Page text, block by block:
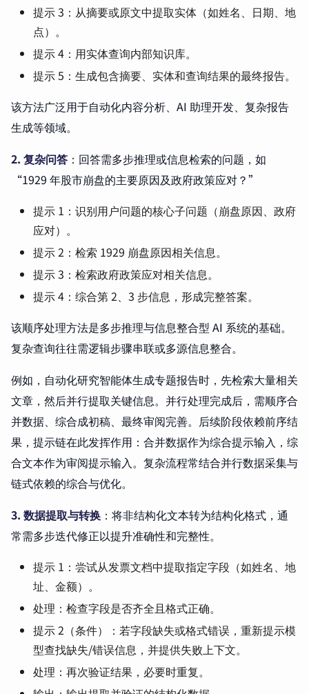
提示 3：从摘要或原文中提取实体（如姓名、日期、地
点）。
提示 4：用实体查询内部知识库。
提示 5：生成包含摘要、实体和查询结果的最终报告。
该方法广泛用于自动化内容分析、AI 助理开发、复杂报告
生成等领域。
2. 复杂问答 ：回答需多步推理或信息检索的问题，如
“1929 年股市崩盘的主要原因及政府政策应对？”
提示 1：识别用户问题的核心子问题（崩盘原因、政府
应对）。
提示 2：检索 1929 崩盘原因相关信息。
提示 3：检索政府政策应对相关信息。
提示 4：综合第 2、3 步信息，形成完整答案。
该顺序处理方法是多步推理与信息整合型 AI 系统的基础。
复杂查询往往需逻辑步骤串联或多源信息整合。
例如，自动化研究智能体生成专题报告时，先检索大量相关
文章，然后并行提取关键信息。并行处理完成后，需顺序合
并数据、综合成初稿、最终审阅完善。后续阶段依赖前序结
果，提示链在此发挥作用：合并数据作为综合提示输入，综
合文本作为审阅提示输入。复杂流程常结合并行数据采集与
链式依赖的综合与优化。
3. 数据提取与转换 ：将非结构化文本转为结构化格式，通
常需多步迭代修正以提升准确性和完整性。
提示 1：尝试从发票文档中提取指定字段（如姓名、地
址、金额）。
处理：检查字段是否齐全且格式正确。
提示 2（条件）：若字段缺失或格式错误，重新提示模
型查找缺失/错误信息，并提供失败上下文。
处理：再次验证结果，必要时重复。